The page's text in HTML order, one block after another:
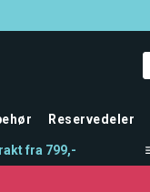
Reservedeler
fra 799,-